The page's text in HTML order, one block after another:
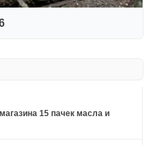
15 пачек масла и